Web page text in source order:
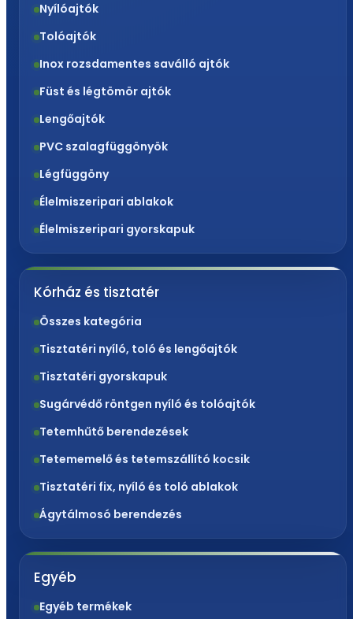
Nyílóajtók
Tolóajtók
Inox rozsdamentes saválló ajtók
Füst és légtömör ajtók
Lengőajtók
PVC szalagfüggönyök
Légfüggöny
Élelmiszeripari ablakok
Élelmiszeripari gyorskapuk
Kórház és tisztatér
Összes kategória
Tisztatéri nyíló, toló és lengőajtók
Tisztatéri gyorskapuk
Sugárvédő röntgen nyíló és tolóajtók
Tetemhűtő berendezések
Tetememelő és tetemszállító kocsik
Tisztatéri fix, nyíló és toló ablakok
Ágytálmosó berendezés
Egyéb
Egyéb termékek